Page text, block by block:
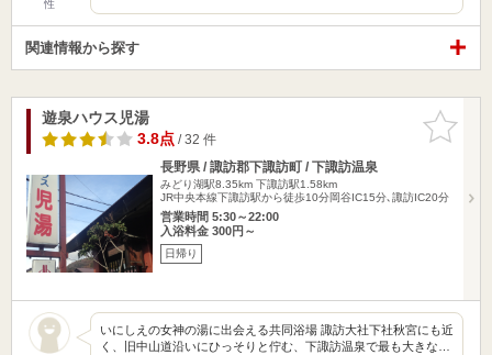
性
関連情報から探す
お気に入
りに追加
遊泉ハウス児湯
3.8点/ 32 件
長野県 / 諏訪郡下諏訪町 / 下諏訪温泉
みどり湖駅8.35km 下諏訪駅1.58km
JR中央本線下諏訪駅から徒歩10分岡谷IC15分､諏訪IC20分
営業時間 5:30～22:00
入浴料金 300円～
日帰り
いにしえの女神の湯に出会える共同浴場 諏訪大社下社秋宮にも近
く、旧中山道沿いにひっそりと佇む、下諏訪温泉で最も大きな…